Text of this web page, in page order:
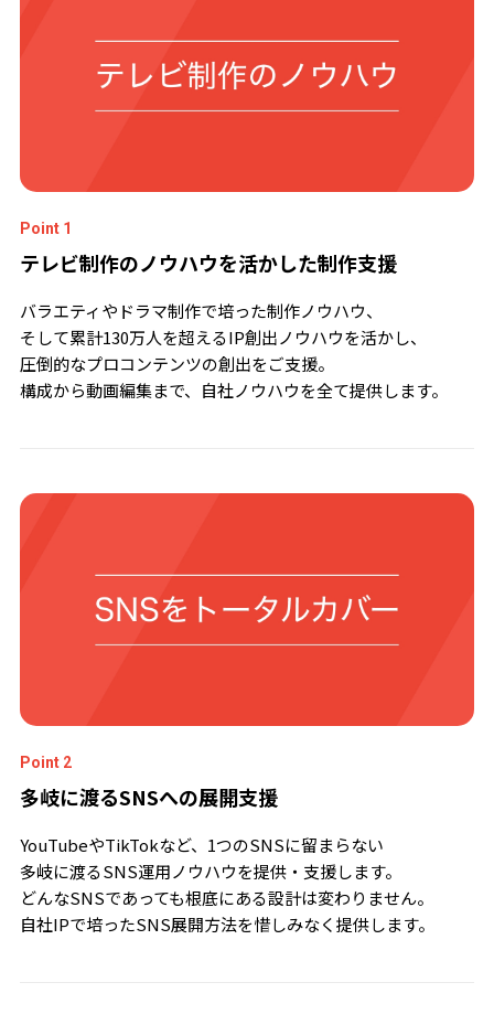
Point 1
テレビ制作のノウハウを活かした制作支援
バラエティやドラマ制作で培った制作ノウハウ、
そして累計130万人を超えるIP創出ノウハウを活かし、
圧倒的なプロコンテンツの創出をご支援。
構成から動画編集まで、自社ノウハウを全て提供します。
Point 2
多岐に渡るSNSへの展開支援
YouTubeやTikTokなど、1つのSNSに留まらない
多岐に渡るSNS運用ノウハウを提供・支援します。
どんなSNSであっても根底にある設計は変わりません。
自社IPで培ったSNS展開方法を惜しみなく提供します。